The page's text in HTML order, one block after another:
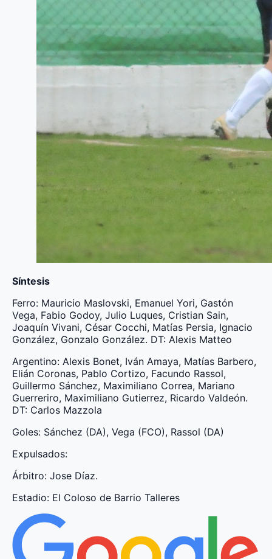
Síntesis
Ferro: Mauricio Maslovski, Emanuel Yori, Gastón
Vega, Fabio Godoy, Julio Luques, Cristian Sain,
Joaquín Vivani, César Cocchi, Matías Persia, Ignacio
González, Gonzalo González. DT: Alexis Matteo
Argentino: Alexis Bonet, Iván Amaya, Matías Barbero,
Elián Coronas, Pablo Cortizo, Facundo Rassol,
Guillermo Sánchez, Maximiliano Correa, Mariano
Guerreriro, Maximiliano Gutierrez, Ricardo Valdeón.
DT: Carlos Mazzola
Goles: Sánchez (DA), Vega (FCO), Rassol (DA)
Expulsados:
Árbitro: Jose Díaz.
Estadio: El Coloso de Barrio Talleres